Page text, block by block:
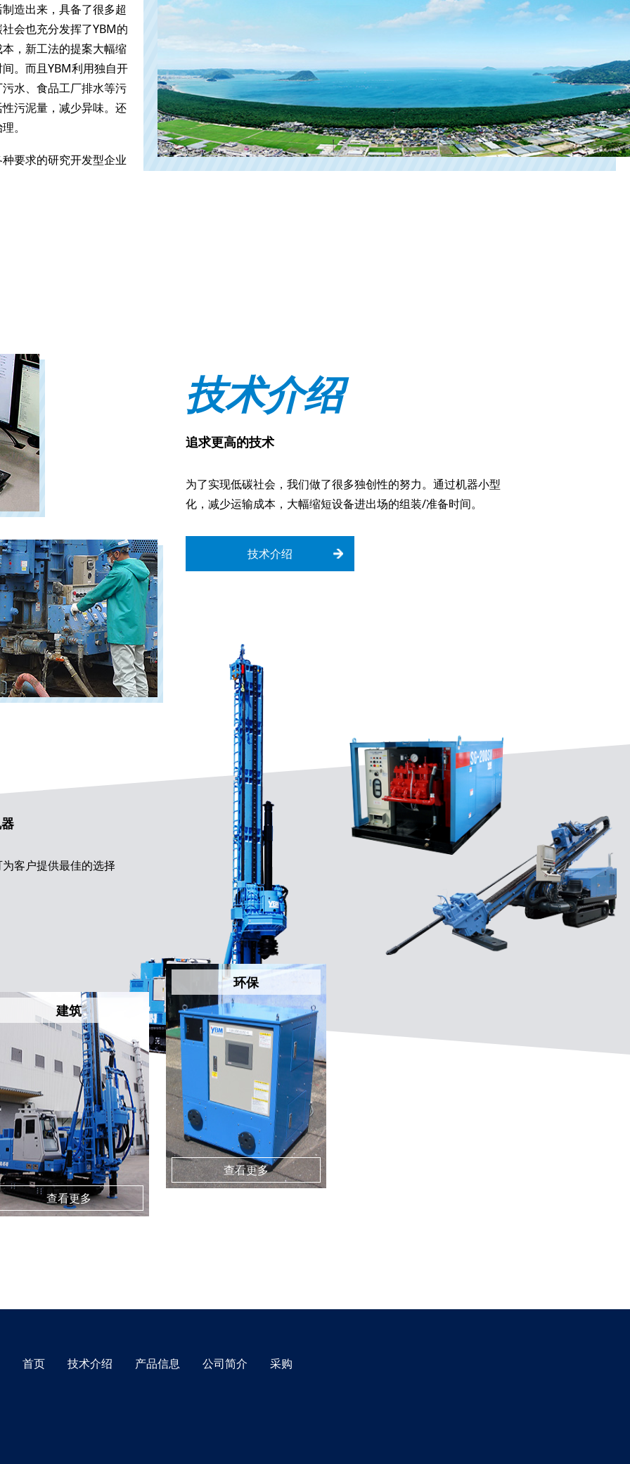
造出来，具备了很多超
会也充分发挥了YBM的
，新工法的提案大幅缩
。而且YBM利用独自开
水、食品工厂排水等污
污泥量，减少异味。还
。
要求的研究开发型企业
技术介绍
追求更高的技术
为了实现低碳社会，我们做了很多独创性的努力。通过机器小型
化，减少运输成本，大幅缩短设备进出场的组装/准备时间。
技术介绍
客户提供最佳的选择
建筑
环保
首页 技术介绍 产品信息 公司简介 采购